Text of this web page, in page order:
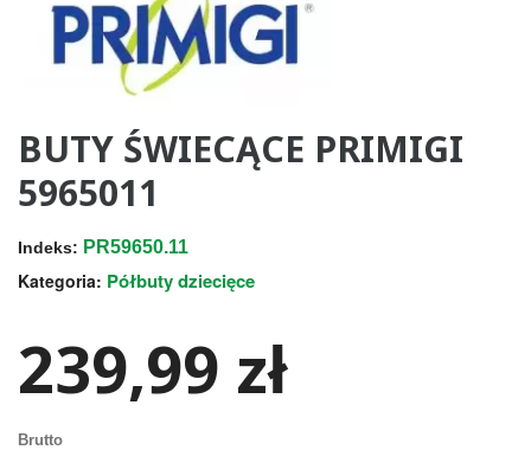
BUTY ŚWIECĄCE PRIMIGI
5965011
Indeks: PR59650.11
Kategoria: Półbuty dziecięce
239,99 zł
Brutto